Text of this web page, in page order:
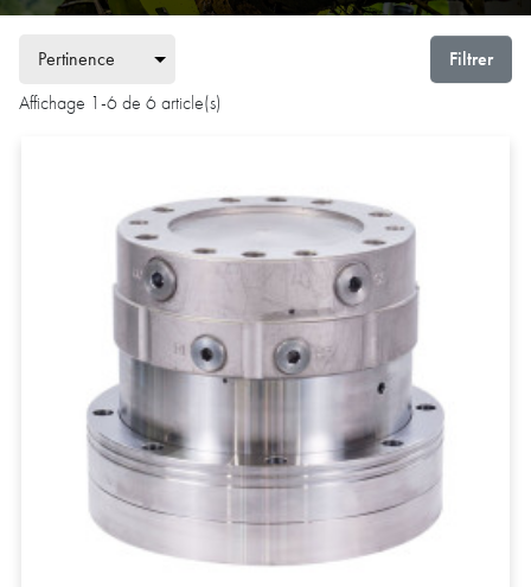
Filtrer
Affichage 1-6 de 6 article(s)